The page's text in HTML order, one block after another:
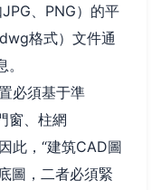
、PNG）的平
格式）文件通
必須基于準
窗、柱網
此，“建筑CAD圖
圖，二者必須緊